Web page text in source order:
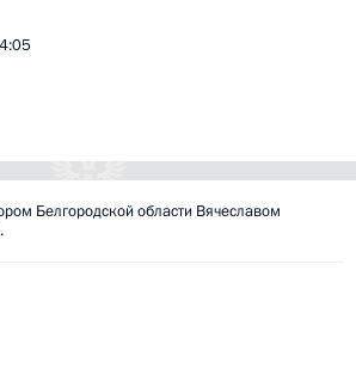
Белгородской области Вячеславом